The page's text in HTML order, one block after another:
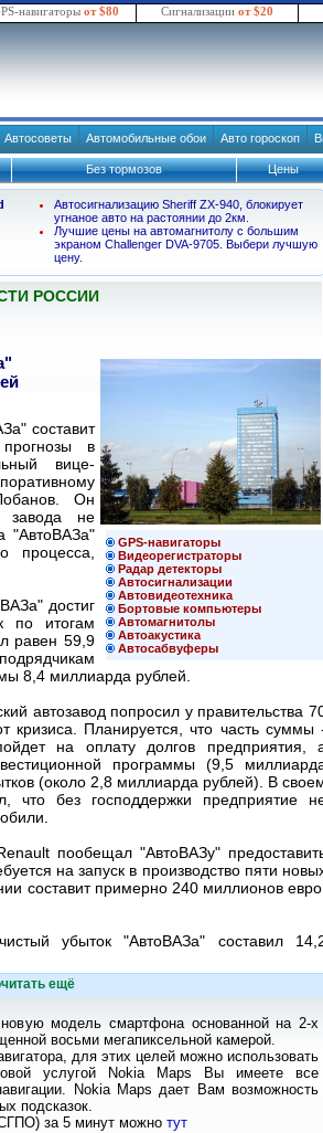
навигаторы от $80 Сигнализации от $20
Автосоветы Автомобильные обои Авто гороскоп
Без тормозов Цены
Автосигнализацию Sheriff ZX-940, блокирует
угнаное авто на растоянии до 2км.
Лучшие цены на автомагнитолу с большим
экраном Challenger DVA-9705. Выбери лучшую
цену.
РОССИИ
GPS-навигаторы
Видеорегистраторы
Радар детекторы
Автосигнализации
Автовидеотехника
Бортовые компьютеры
Автомагнитолы
Автоакустика
Автосабвуферы
составит
в
вице-
Он
завода не
"АвтоВАЗа"
процесса,
достиг
по итогам
равен 59,9
8,4 миллиарда рублей.
автозавод попросил у правительства
кризиса. Планируется, что часть суммы
на оплату долгов предприятия,
программы (9,5
(около 2,8 миллиарда рублей). В
что без господдержки предприятие
пообещал "АвтоВАЗу"
на запуск в производство пяти
составит примерно 240 миллионов
убыток "АвтоВАЗа" составил
ещё
модель смартфона основанной на 2-х
восьми мегапиксельной камерой.
для этих целей можно использовать
услугой Nokia Maps Вы имеете все
Nokia Maps дает Вам возможность
подсказок.
за 5 минут можно тут